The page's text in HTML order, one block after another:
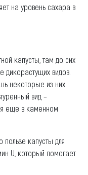
на уровень сахара в
капусты, там до сих
дикорастущих видов.
некоторые из них
вид –
еще в каменном
пользе капусты для
U, который помогает